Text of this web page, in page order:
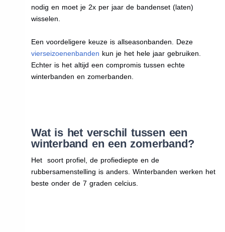
nodig en moet je 2x per jaar de bandenset (laten)
wisselen.
Een voordeligere keuze is allseasonbanden. Deze
vierseizoenenbanden kun je het hele jaar gebruiken.
Echter is het altijd een compromis tussen echte
winterbanden en zomerbanden.
Wat is het verschil tussen een
winterband en een zomerband?
Het soort profiel, de profiediepte en de
rubbersamenstelling is anders. Winterbanden werken het
beste onder de 7 graden celcius.